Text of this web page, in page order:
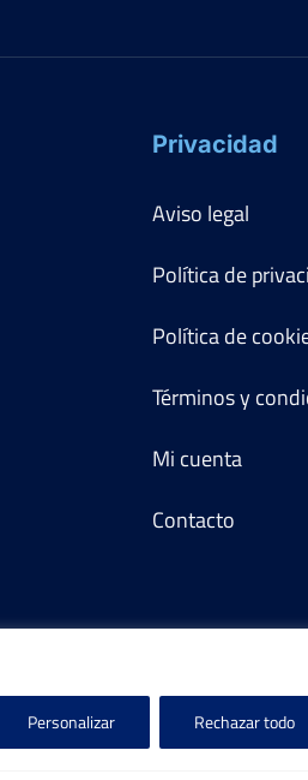
Personalizar Rechazar todo
Privacidad
Aviso legal
Política de
Política de
Términos y
Mi cuenta
Contacto